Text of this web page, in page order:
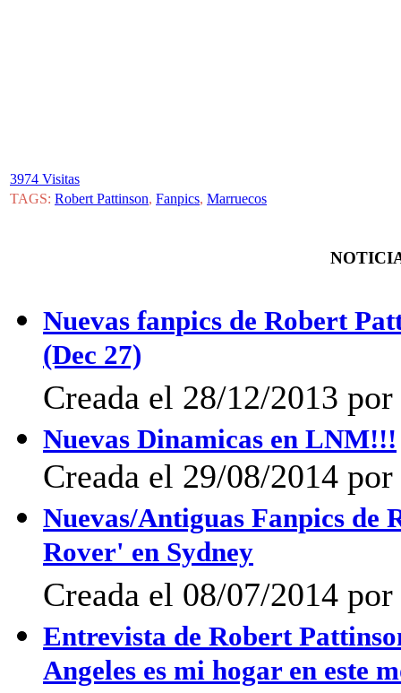
3974 Visitas
TAGS: Robert Pattinson, Fanpics, Marruecos
Nuevas fanpics de Robert
(Dec 27)
Creada el 28/12/2013
Nuevas Dinamicas en LNM!!!
Creada el 29/08/2014
Nuevas/Antiguas Fanpics de
Rover' en Sydney
Creada el 08/07/2014
Entrevista de Robert
Angeles es mi hogar en este